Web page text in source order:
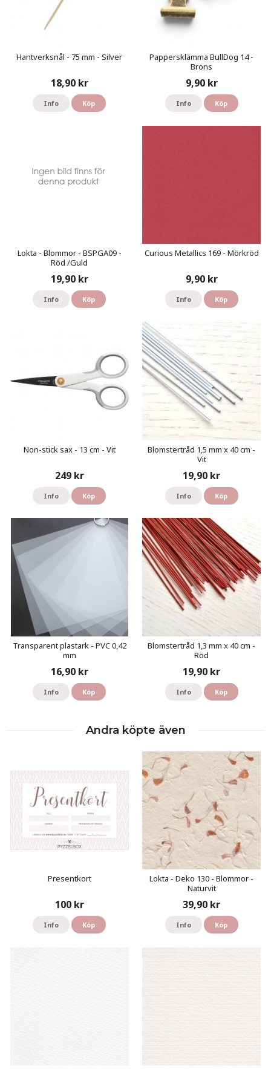
Hantverksnål - 75 mm - Silver
18,90 kr
Info Köp
Pappersklämma BullDog 14 -
Brons
9,90 kr
Info Köp
Lokta - Blommor - BSPGA09 -
Röd /Guld
19,90 kr
Info Köp
Curious Metallics 169 - Mörkröd
9,90 kr
Info Köp
Non-stick sax - 13 cm - Vit
249 kr
Info Köp
Blomstertråd 1,5 mm x 40 cm -
Vit
19,90 kr
Info Köp
Transparent plastark - PVC 0,42
mm
16,90 kr
Info Köp
Blomstertråd 1,3 mm x 40 cm -
Röd
19,90 kr
Info Köp
Andra köpte även
Presentkort
100 kr
Info Köp
Lokta - Deko 130 - Blommor -
Naturvit
39,90 kr
Info Köp